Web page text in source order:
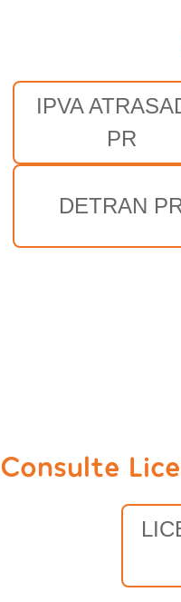
IPVA
PR
DETRAN
Consulte